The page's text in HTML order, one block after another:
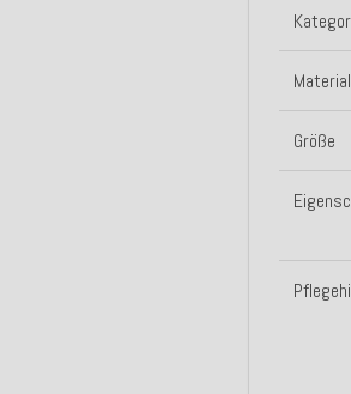
Material
Größe